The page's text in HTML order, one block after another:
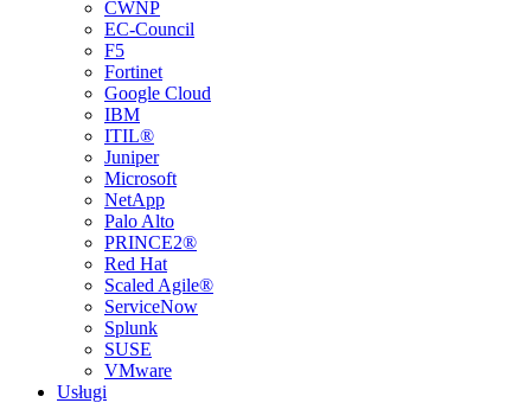
CWNP
EC-Council
F5
Fortinet
Google Cloud
IBM
ITIL®
Juniper
Microsoft
NetApp
Palo Alto
PRINCE2®
Red Hat
Scaled Agile®
ServiceNow
Splunk
SUSE
VMware
Usługi